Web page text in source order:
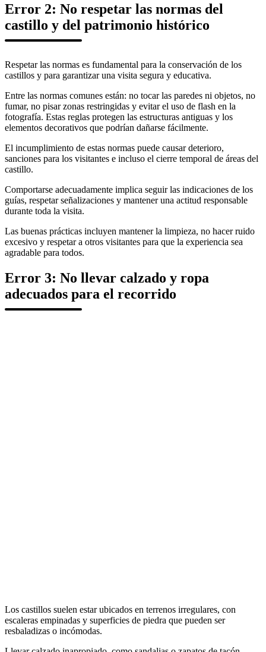
Error 2: No respetar las normas del
castillo y del patrimonio histórico
Respetar las normas es fundamental para la conservación de los
castillos y para garantizar una visita segura y educativa.
Entre las normas comunes están: no tocar las paredes ni objetos, no
fumar, no pisar zonas restringidas y evitar el uso de flash en la
fotografía. Estas reglas protegen las estructuras antiguas y los
elementos decorativos que podrían dañarse fácilmente.
El incumplimiento de estas normas puede causar deterioro,
sanciones para los visitantes e incluso el cierre temporal de áreas del
castillo.
Comportarse adecuadamente implica seguir las indicaciones de los
guías, respetar señalizaciones y mantener una actitud responsable
durante toda la visita.
Las buenas prácticas incluyen mantener la limpieza, no hacer ruido
excesivo y respetar a otros visitantes para que la experiencia sea
agradable para todos.
Error 3: No llevar calzado y ropa
adecuados para el recorrido
Los castillos suelen estar ubicados en terrenos irregulares, con
escaleras empinadas y superficies de piedra que pueden ser
resbaladizas o incómodas.